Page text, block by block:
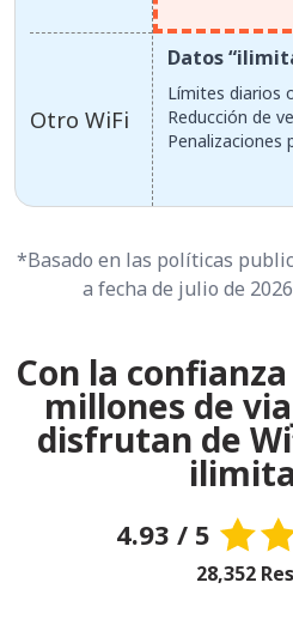
Otro WiFi
Datos
Límites diarios
Reducción de
Penalizaciones
*Basado en las políticas
a fecha de julio de
Con la
millones de
disfrutan de
4.93 / 5
28,352